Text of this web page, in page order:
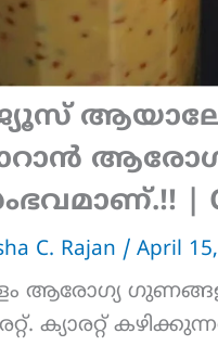
ആയാലോ
|
C. Rajan / April
ആരോഗ്യ
ക്യാരറ്റ്